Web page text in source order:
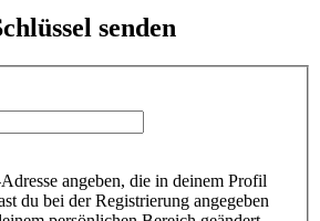
senden
angeben, die in deinem Profil
du bei der Registrierung angegeben